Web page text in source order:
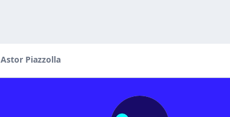
Astor Piazzolla